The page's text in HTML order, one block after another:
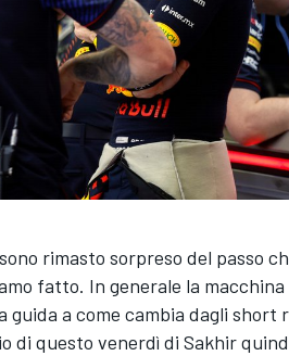
rimasto sorpreso del passo
fatto. In generale la macchina
guida a come cambia dagli short
di questo venerdì di Sakhir